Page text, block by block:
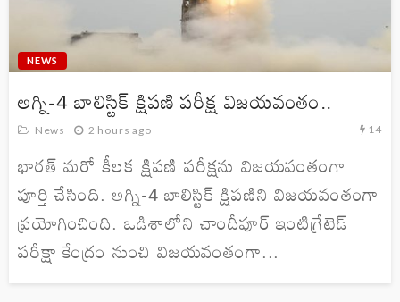
NEWS
అగ్ని-4 బాలిస్టిక్ క్షిపణి పరీక్ష విజయవంతం..
News 2 hours ago 14
భారత్ మరో కీలక క్షిపణి పరీక్షను విజయవంతంగా
పూర్తి చేసింది. అగ్ని-4 బాలిస్టిక్ క్షిపణిని విజయవంతంగా
ప్రయోగించింది. ఒడిశాలోని చాందీపూర్ ఇంటిగ్రేటెడ్
పరీక్షా కేంద్రం నుంచి విజయవంతంగా...